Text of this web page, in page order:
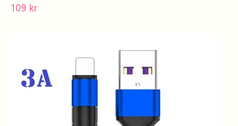
109 kr